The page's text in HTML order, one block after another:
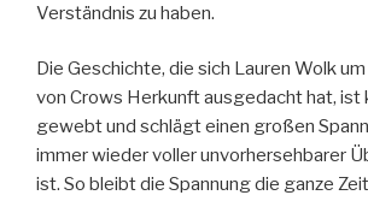
Verständnis zu haben.
Die Geschichte, die sich Lauren Wolk
von Crows Herkunft ausgedacht hat, ist
gewebt und schlägt einen großen
immer wieder voller unvorhersehbarer
ist. So bleibt die Spannung die ganze